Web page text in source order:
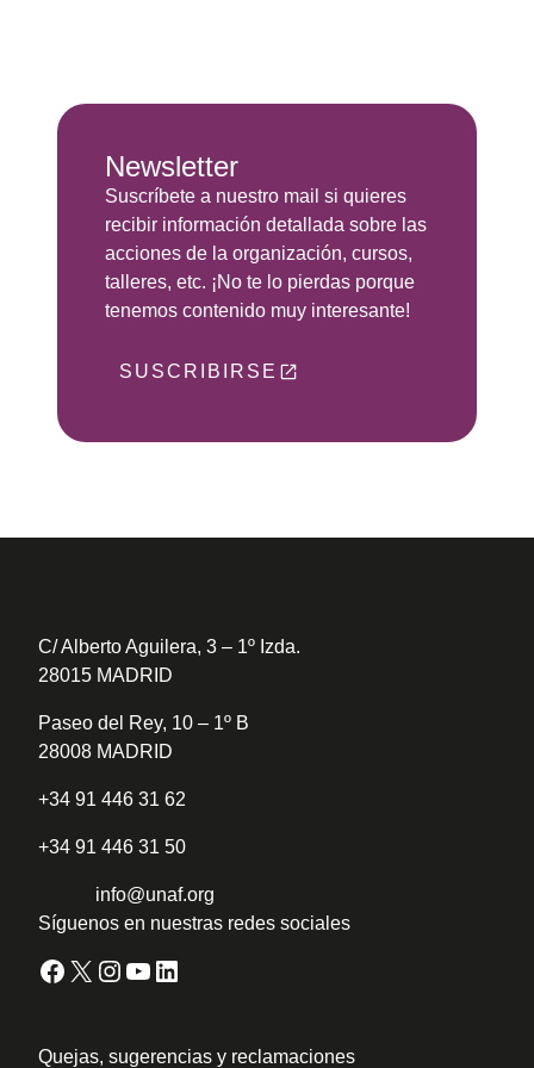
Newsletter
Suscríbete a nuestro mail si quieres
recibir información detallada sobre las
acciones de la organización, cursos,
talleres, etc. ¡No te lo pierdas porque
tenemos contenido muy interesante!
SUSCRIBIRSE
C/ Alberto Aguilera, 3 – 1º Izda.
28015 MADRID
Paseo del Rey, 10 – 1º B
28008 MADRID
+34 91 446 31 62
+34 91 446 31 50
info@unaf.org
Síguenos en nuestras redes sociales
Facebook X Instagram YouTube LinkedIn
Quejas, sugerencias y reclamaciones